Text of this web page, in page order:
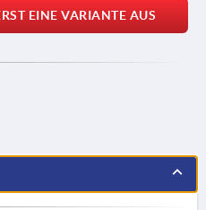
EINE VARIANTE AUS